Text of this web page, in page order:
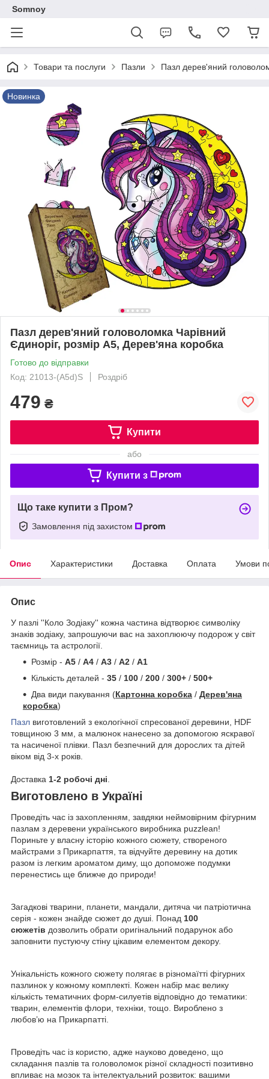
Somnoy
Товари та послуги Пазли Пазл дерев'яний
Новинка
Пазл дерев'яний головоломка Чарівний
Єдиноріг, розмір А5, Дерев'яна коробка
Готово до відправки
Код: 21013-(A5d)S
Роздріб
479 ₴
Купити
або
Купити з
Що таке купити з Пром?
Замовлення під захистом
Опис Характеристики Доставка Оплата Умови
Опис
У пазлі ''Коло Зодіаку'' кожна частина відтворює символіку
знаків зодіаку, запрошуючи вас на захоплюючу подорож у світ
таємниць та астрології.
Розмір - A5 / A4 / A3 / A2 / A1
Кількість деталей - 35 / 100 / 200 / 300+ / 500+
Два види пакування (Картонна коробка / Дерев'яна
коробка)
Пазл виготовлений з екологічної спресованої деревини, HDF
товщиною 3 мм, а малюнок нанесено за допомогою яскравої
та насиченої плівки. Пазл безпечний для дорослих та дітей
віком від 3-х років.
Доставка 1-2 робочі дні
Виготовлено в Україні
Проведіть час із захопленням, завдяки неймовірним фігурним
пазлам з деревени українського виробника puzzlean!
Пориньте у власну історію кожного сюжету, створеного
майстрами з Прикарпаття, та відчуйте деревину на дотик
разом із легким ароматом диму, що допоможе подумки
перенестись ще ближче до природи!
Загадкові тварини, планети, мандали, дитяча чи патріотична
серія - кожен знайде сюжет до душі. Понад 100
сюжетів дозволить обрати оригінальний подарунок або
заповнити пустуючу стіну цікавим елементом декору.
Унікальність кожного сюжету полягає в різномаїтті фігурних
пазлинок у кожному комплекті. Кожен набір має велику
кількість тематичних форм-силуетів відповідно до тематики:
тварин, елементів флори, техніки, тощо. Вироблено з
любов’ю на Прикарпатті.
Проведіть час із користю, адже науково доведено, що
складання пазлів та головоломок різної складності позитивно
впливає на мозок та інтелектуальний розвиток: вашими